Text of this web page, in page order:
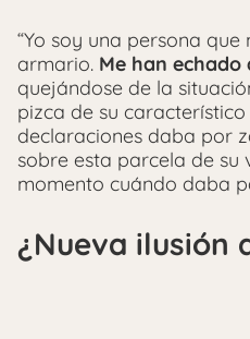
“Yo soy una persona
armario. Me han echado
quejándose de la
pizca de su característico
declaraciones daba por
sobre esta parcela de su
momento cuándo daba
¿Nueva ilusión